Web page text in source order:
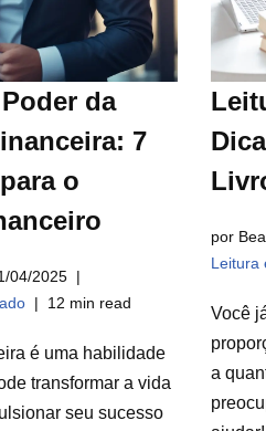
da
7
o
04/2025
12 min read
é uma habilidade
transformar a vida
seu sucesso
por
Leitura
Você
a